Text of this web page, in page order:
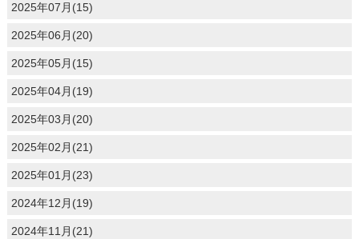
2025年07月(15)
2025年06月(20)
2025年05月(15)
2025年04月(19)
2025年03月(20)
2025年02月(21)
2025年01月(23)
2024年12月(19)
2024年11月(21)